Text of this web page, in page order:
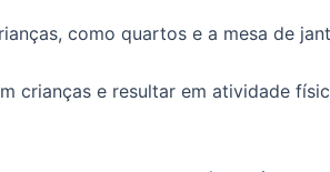
como quartos e a mesa de
crianças e resultar em atividade